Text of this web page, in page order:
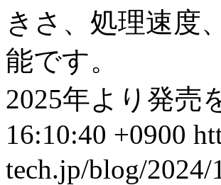
きさ、処理速度
能です。
2025年より発売
16:10:40 +0900
tech.jp/blog/2024/